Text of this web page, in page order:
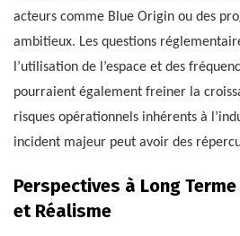
acteurs comme Blue Origin ou des
ambitieux. Les questions
l’utilisation de l’espace et des
pourraient également freiner la
risques opérationnels inhérents à
incident majeur peut avoir des
Perspectives à Long
et Réalisme